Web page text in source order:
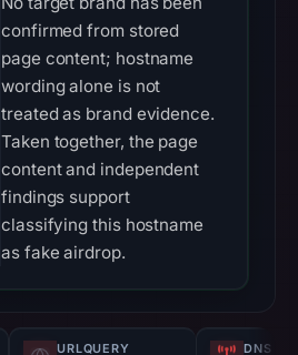
confirmed from stored
page content; hostname
wording alone is not
treated as brand evidence.
Taken together, the page
content and independent
findings support
classifying this hostname
as fake airdrop.
URLQUERY DNS